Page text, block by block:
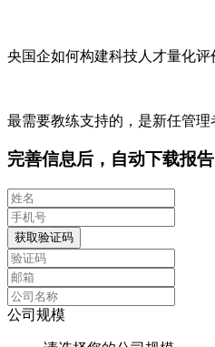
央国企如何构建科技人才量化
最需要教练支持的，是新任管理
完善信息后，自动下载报告
获取验证码
公司规模